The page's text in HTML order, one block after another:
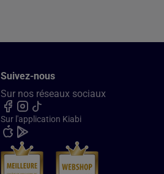
Suivez-nous
Sur nos réseaux sociaux
Sur l'application Kiabi